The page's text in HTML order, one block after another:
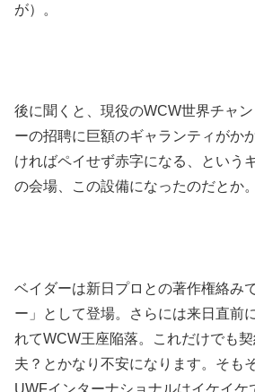
が）。
後に聞くと、現役のWCW世界チャ
ーの招聘に巨額のギャランティがか
ければペイせず赤字になる、という
の会場、この設備になったのだとか。
ベイダーは新日プロとの著作権絡み
ー」として登場。さらには来日直前
れてWCW王座陥落。これだけでも
夫？とかなり不安になります。そも
UWFインターナショナルはイケイケ